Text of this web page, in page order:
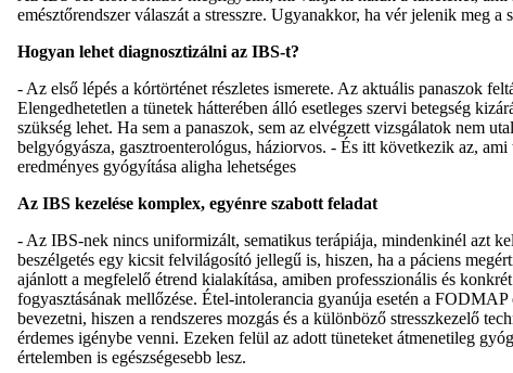
emésztőrendszer válaszát a stresszre. Ugyanakkor, ha vér jelenik meg
Hogyan lehet diagnosztizálni az IBS-t?
- Az első lépés a kórtörténet részletes ismerete. Az aktuális panaszok
Elengedhetetlen a tünetek hátterében álló esetleges szervi betegség
szükség lehet. Ha sem a panaszok, sem az elvégzett vizsgálatok nem
belgyógyásza, gasztroenterológus, háziorvos. - És itt következik az,
eredményes gyógyítása aligha lehetséges
Az IBS kezelése komplex, egyénre szabott feladat
- Az IBS-nek nincs uniformizált, sematikus terápiája, mindenkinél azt
beszélgetés egy kicsit felvilágosító jellegű is, hiszen, ha a páciens
ajánlott a megfelelő étrend kialakítása, amiben professzionális és
fogyasztásának mellőzése. Étel-intolerancia gyanúja esetén a
bevezetni, hiszen a rendszeres mozgás és a különböző stresszkezelő
érdemes igénybe venni. Ezeken felül az adott tüneteket átmenetileg
értelemben is egészségesebb lesz.